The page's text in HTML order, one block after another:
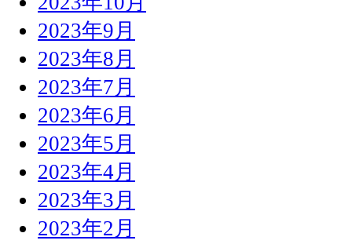
2023年9月
2023年8月
2023年7月
2023年6月
2023年5月
2023年4月
2023年3月
2023年2月